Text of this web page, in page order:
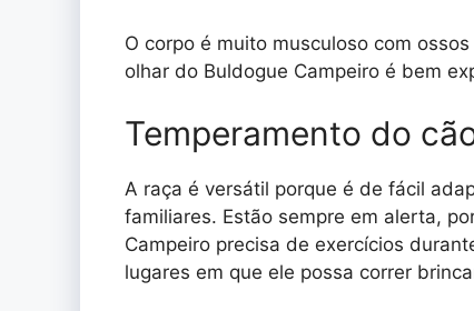
O corpo é muito musculoso com
olhar do Buldogue Campeiro é bem
Temperamento do
A raça é versátil porque é de fácil
familiares. Estão sempre em alerta,
Campeiro precisa de exercícios
lugares em que ele possa correr